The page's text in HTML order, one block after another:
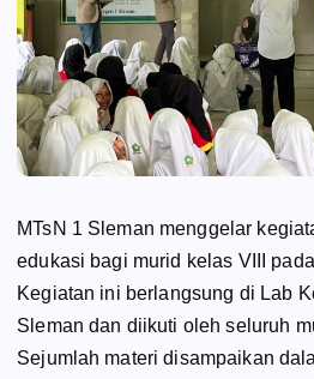
MTsN 1 Sleman menggelar
edukasi bagi murid kelas VIII
Kegiatan ini berlangsung di Lab
Sleman dan diikuti oleh seluruh
Sejumlah materi disampaikan